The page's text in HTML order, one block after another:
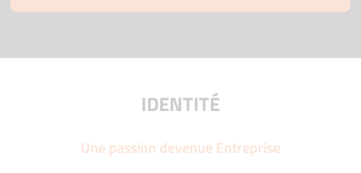
Date et heure de retrait et livraison
Code promo
IDENTITÉ
Une passion devenue Entreprise